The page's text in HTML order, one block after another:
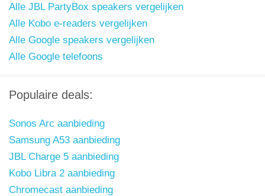
Alle JBL PartyBox speakers vergelijken
Alle Kobo e-readers vergelijken
Alle Google speakers vergelijken
Alle Google telefoons
Populaire deals:
Sonos Arc aanbieding
Samsung A53 aanbieding
JBL Charge 5 aanbieding
Kobo Libra 2 aanbieding
Chromecast aanbieding